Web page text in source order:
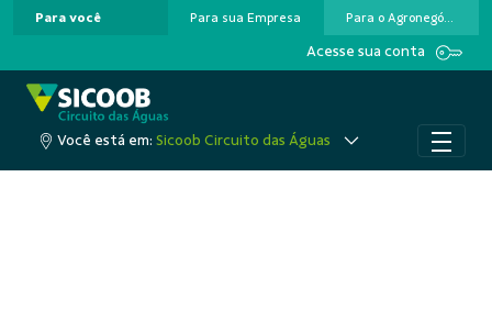
Pular para o Conteúdo principal
Para você Para sua Empresa Para o Agronegócio
Acesse sua conta
Você está em: Sicoob Circuito das Águas